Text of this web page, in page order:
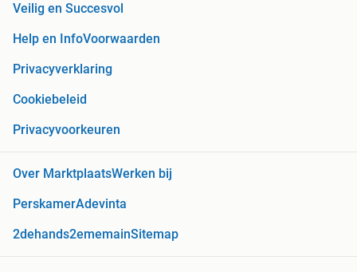
Veilig en Succesvol
Help en InfoVoorwaarden
Privacyverklaring
Cookiebeleid
Privacyvoorkeuren
Over MarktplaatsWerken bij
PerskamerAdevinta
2dehands2ememainSitemap